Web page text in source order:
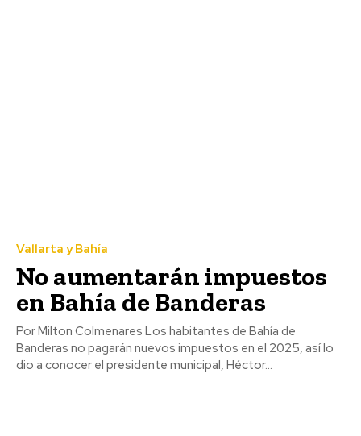
Vallarta y Bahía
No aumentarán impuestos
en Bahía de Banderas
Por Milton Colmenares Los habitantes de Bahía de
Banderas no pagarán nuevos impuestos en el 2025, así lo
dio a conocer el presidente municipal, Héctor...